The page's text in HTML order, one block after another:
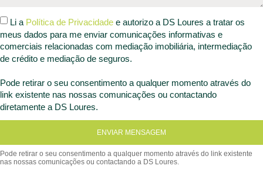
Li a Política de Privacidade e autorizo a DS Loures a tratar os
meus dados para me enviar comunicações informativas e
comerciais relacionadas com mediação imobiliária, intermediação
de crédito e mediação de seguros.
Pode retirar o seu consentimento a qualquer momento através do
link existente nas nossas comunicações ou contactando
diretamente a DS Loures.
ENVIAR MENSAGEM